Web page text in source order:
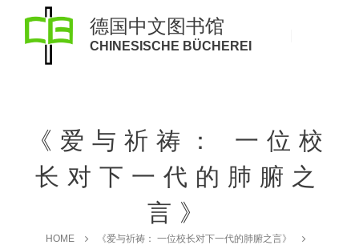
德国中文图书馆
CHINESISCHE BÜCHEREI
《爱与祈祷： 一位校
长对下一代的肺腑之
言》
HOME
《爱与祈祷： 一位校长对下一代的肺腑之言》